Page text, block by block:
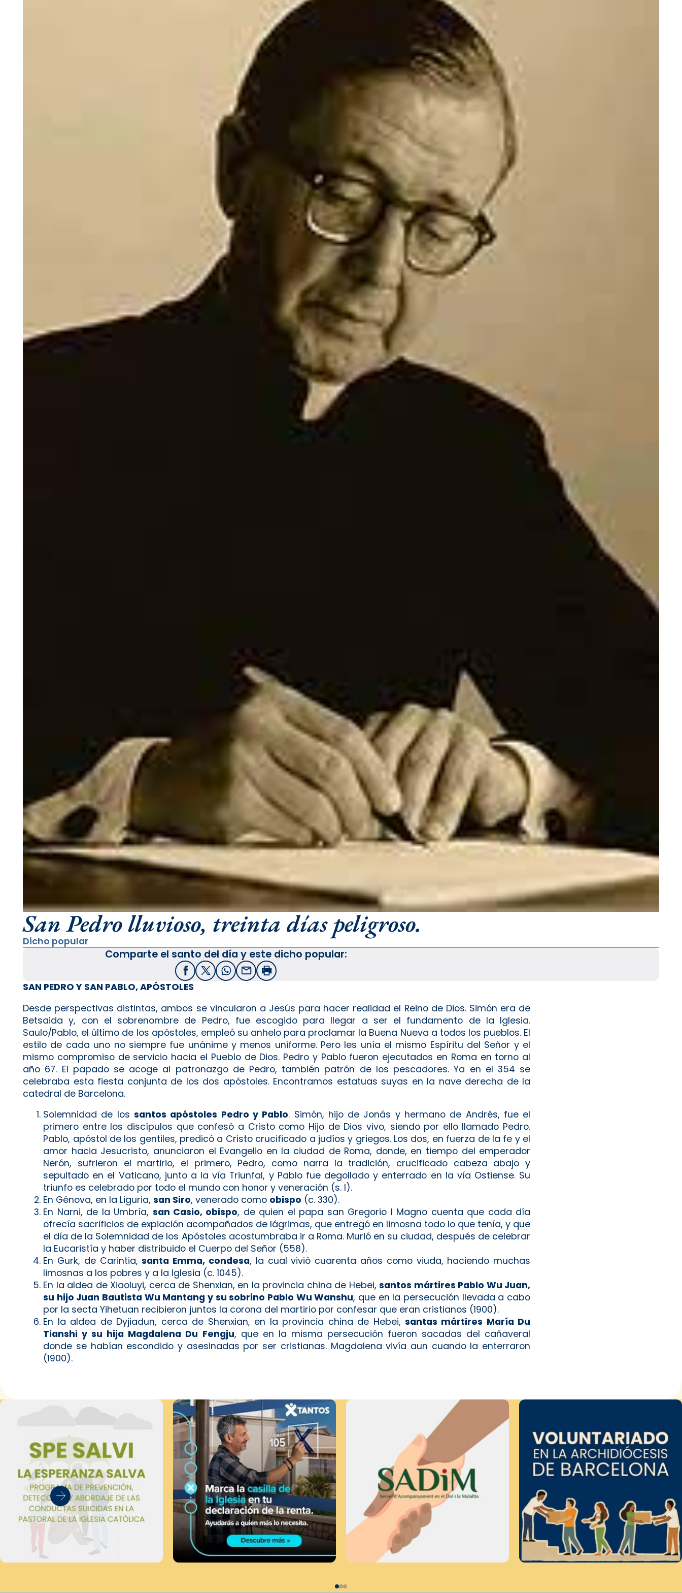
San Pedro lluvioso, treinta días peligroso.
Dicho popular
Comparte el santo del día y este dicho popular:
FacebookX / Twitter
WhatsApp
EmailImprimir
SAN PEDRO Y SAN PABLO, APÓSTOLES
Desde perspectivas distintas, ambos se vincularon a Jesús para hacer realidad el Reino de Dios. Simón era de
Betsaida y, con el sobrenombre de Pedro, fue escogido para llegar a ser el fundamento de la Iglesia.
Saulo/Pablo, el último de los apóstoles, empleó su anhelo para proclamar la Buena Nueva a todos los pueblos. El
estilo de cada uno no siempre fue unánime y menos uniforme. Pero les unía el mismo Espíritu del Señor y el
mismo compromiso de servicio hacia el Pueblo de Dios. Pedro y Pablo fueron ejecutados en Roma en torno al
año 67. El papado se acoge al patronazgo de Pedro, también patrón de los pescadores. Ya en el 354 se
celebraba esta fiesta conjunta de los dos apóstoles. Encontramos estatuas suyas en la nave derecha de la
catedral de Barcelona.
Solemnidad de lossantos apóstoles Pedro y Pablo. Simón, hijo de Jonás y hermano de Andrés, fue el
primero entre los discípulos que confesó a Cristo como Hijo de Dios vivo, siendo por ello llamado Pedro.
Pablo, apóstol de los gentiles, predicó a Cristo crucificado a judíos y griegos. Los dos, en fuerza de la fe y el
amor hacia Jesucristo, anunciaron el Evangelio en la ciudad de Roma, donde, en tiempo del emperador
Nerón, sufrieron el martirio, el primero, Pedro, como narra la tradición, crucificado cabeza abajo y
sepultado en el Vaticano, junto a la vía Triunfal, y Pablo fue degollado y enterrado en la vía Ostiense. Su
triunfo es celebrado por todo el mundo con honor y veneración (s. I).
En Génova, en la Liguria,san Siro, venerado como obispo (c. 330).
En Narni, de la Umbría, san Casio, obispo, de quien el papa san Gregorio I Magno cuenta que cada día
ofrecía sacrificios de expiación acompañados de lágrimas, que entregó en limosna todo lo que tenía, y que
el día de la Solemnidad de los Apóstoles acostumbraba ir a Roma. Murió en su ciudad, después de celebrar
la Eucaristía y haber distribuido el Cuerpo del Señor (558).
En Gurk, de Carintia,santa Emma, condesa, la cual vivió cuarenta años como viuda, haciendo muchas
limosnas a los pobres y a la Iglesia (c. 1045).
En la aldea de Xiaoluyi, cerca de Shenxian, en la provincia china de Hebei,santos mártires Pablo Wu Juan,
su hijo Juan Bautista Wu Mantang y su sobrino Pablo Wu Wanshu, que en la persecución llevada a cabo
por la secta Yihetuan recibieron juntos la corona del martirio por confesar que eran cristianos (1900).
En la aldea de Dyjiadun, cerca de Shenxian, en la provincia china de Hebei, santas mártires María Du
Tianshi y su hija Magdalena Du Fengju, que en la misma persecución fueron sacadas del cañaveral
donde se habían escondido y asesinadas por ser cristianas. Magdalena vivía aun cuando la enterraron
(1900).